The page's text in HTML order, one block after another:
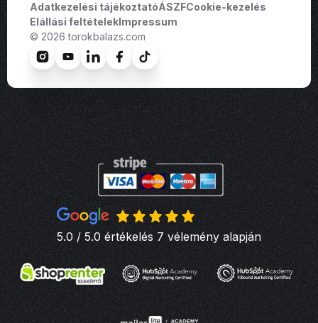
Adatkezelési tájékoztatóÁSZFCookie-kezelés
Elállási feltételekImpressum
© 2026 torokbalazs.com
5.0 / 5.0 értékelés 7 vélemény alapján